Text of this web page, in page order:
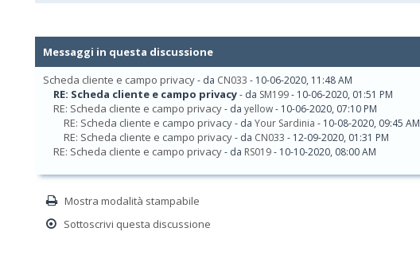
Messaggi in questa discussione
Scheda cliente e campo privacy- da CN033 - 10-06-2020, 11:48 AM
RE: Scheda cliente e campo privacy- da SM199- 10-06-2020, 01:51 PM
RE: Scheda cliente e campo privacy- da yellow- 10-06-2020, 07:10 PM
RE: Scheda cliente e campo privacy- da Your Sardinia - 10-08-2020, 09:45 AM
RE: Scheda cliente e campo privacy- da CN033 - 12-09-2020, 01:31 PM
RE: Scheda cliente e campo privacy- da RS019- 10-10-2020, 08:00 AM
Mostra modalità stampabile
Sottoscrivi questa discussione